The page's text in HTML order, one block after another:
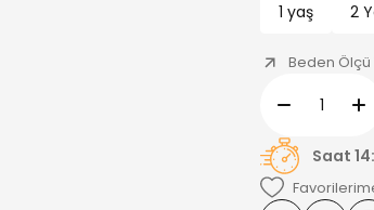
1 yaş 2
Beden
Saat